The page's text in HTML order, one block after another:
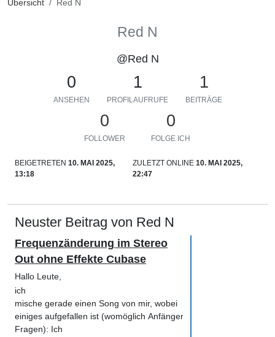
Übersicht Red N
Red N
@Red N
0
ANSEHEN
1
PROFILAUFRUFE
1
BEITRÄGE
0
FOLLOWER
0
FOLGE ICH
BEIGETRETEN 10. MAI 2025,
13:18
ZULETZT ONLINE 10. MAI 2025,
22:47
Neuster Beitrag von Red N
Frequenzänderung im Stereo
Out ohne Effekte Cubase
Hallo Leute,
ich
mische gerade einen Song von mir, wobei
einiges aufgefallen ist (womöglich Anfänger-
Fragen): Ich